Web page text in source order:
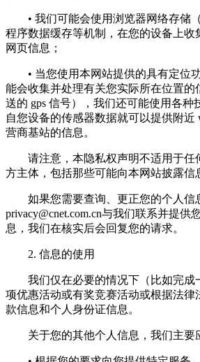
• 我们可能会使用浏览器网络存储（
程序数据缓存等机制，在您的设备上收
网页信息；
• 当您使用本网站提供的具有定位
能会收集并处理有关您实际所在位置的
送的 gps 信号），我们还可能使用各种
自您设备的传感器数据就可以提供附近
营商基站的信息。
请注意，本隐私权声明不适用于任
方主体，包括那些可能向本网站披露信
如果您需要查询、更正您的个人信
privacy@cnet.com.cn与我们联系并提供
息，我们在核实后会回复您的请求。
2. 信息的使用
我们仅在必要的情况下（比如完成
项优惠活动或有奖竞赛活动或根据法律
款信息和个人身份证信息。
关于您的其他个人信息，我们主要